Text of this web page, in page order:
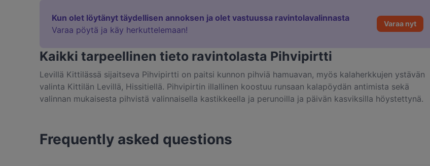
Kun olet löytänyt täydellisen annoksen ja olet vastuussa ravintolavalinnasta
Varaa pöytä ja käy herkuttelemaan!
Varaa nyt
Kaikki tarpeellinen tieto ravintolasta Pihvipirtti
Levillä Kittilässä sijaitseva Pihvipirtti on paitsi kunnon pihviä hamuavan, myös kalaherkkujen ystävän
valinta Kittilän Levillä, Hissitiellä. Pihvipirtin illallinen koostuu runsaan kalapöydän antimista sekä
valinnan mukaisesta pihvistä valinnaisella kastikkeella ja perunoilla ja päivän kasviksilla höystettynä.
tai kasvisvarras. Lisukkeissa maistuvat pohjoisen ja lähialueiden metsistä ja pelloilta poimitut ainekset.
Kokonaisuuden voi muodostaa haluamansa laajuisena alusta loppuun tai yksittäisannoksina. Lapsille on
Frequently asked questions